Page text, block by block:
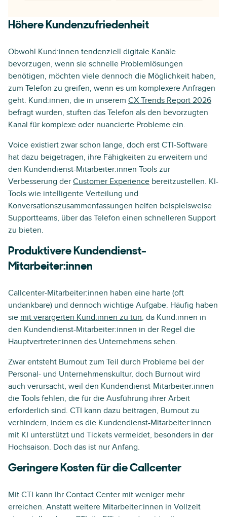
Höhere Kundenzufriedenheit
Obwohl Kund:innen tendenziell digitale Kanäle
bevorzugen, wenn sie schnelle Problemlösungen
benötigen, möchten viele dennoch die Möglichkeit haben,
zum Telefon zu greifen, wenn es um komplexere Anfragen
geht. Kund:innen, die in unserem CX Trends Report 2026
befragt wurden, stuften das Telefon als den bevorzugten
Kanal für komplexe oder nuancierte Probleme ein.
Voice existiert zwar schon lange, doch erst CTI-Software
hat dazu beigetragen, ihre Fähigkeiten zu erweitern und
den Kundendienst-Mitarbeiter:innen Tools zur
Verbesserung der Customer Experience bereitzustellen. KI-
Tools wie intelligente Verteilung und
Konversationszusammenfassungen helfen beispielsweise
Supportteams, über das Telefon einen schnelleren Support
zu bieten.
Produktivere Kundendienst-
Mitarbeiter:innen
Callcenter-Mitarbeiter:innen haben eine harte (oft
undankbare) und dennoch wichtige Aufgabe. Häufig haben
sie mit verärgerten Kund:innen zu tun, da Kund:innen in
den Kundendienst-Mitarbeiter:innen in der Regel die
Hauptvertreter:innen des Unternehmens sehen.
Zwar entsteht Burnout zum Teil durch Probleme bei der
Personal- und Unternehmenskultur, doch Burnout wird
auch verursacht, weil den Kundendienst-Mitarbeiter:innen
die Tools fehlen, die für die Ausführung ihrer Arbeit
erforderlich sind. CTI kann dazu beitragen, Burnout zu
verhindern, indem es die Kundendienst-Mitarbeiter:innen
mit KI unterstützt und Tickets vermeidet, besonders in der
Hochsaison. Doch das ist nur Anfang.
Geringere Kosten für die Callcenter
Mit CTI kann Ihr Contact Center mit weniger mehr
erreichen. Anstatt weitere Mitarbeiter:innen in Vollzeit